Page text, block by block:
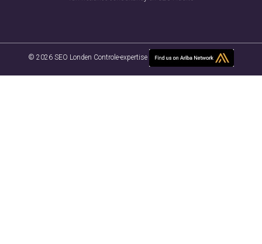
© 2026 SEO Londen Controle-expertise